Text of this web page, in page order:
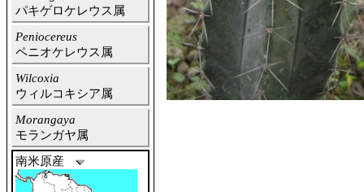
パキゲロケレウス属
Peniocereus
ペニオケレウス属
Wilcoxia
ウィルコキシア属
Morangaya
モランガヤ属
南米原産